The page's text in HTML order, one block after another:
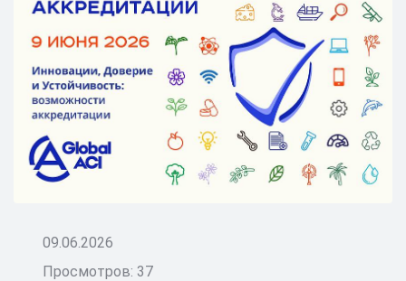
09.06.2026
Просмотров: 37